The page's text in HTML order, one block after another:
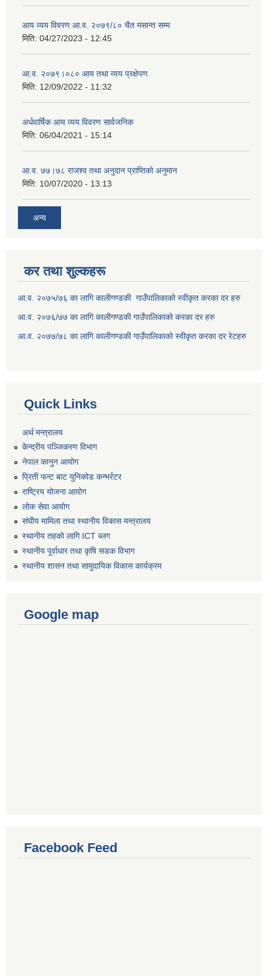
आय व्यय विवरण आ.व. २०७९/८० चैत मसान्त सम्म
मिति: 04/27/2023 - 12:45
आ.व. २०७९।०८० आय तथा व्यय प्रक्षेपण
मिति: 12/09/2022 - 11:32
अर्धवार्षिक आय व्यय विवरण सार्वजनिक
मिति: 06/04/2021 - 15:14
आ.व. ७७।७८ राजश्व तथा अनुदान प्राप्तिको अनुमान
मिति: 10/07/2020 - 13:13
अन्य
कर तथा शुल्कहरू
आ.व. २०७५/७६ का लागि कालीगण्डकी गाउँपालिकाको स्वीकृत करका दर हरु
आ.व. २०७६/७७ का लागि कालीगण्डकी गाउँपालिकाको करका दर हरु
आ.व. २०७७/७८ का लागि कालीगण्डकी गाउँपालिकाको स्वीकृत करका दर रेटहरु
Quick Links
अर्थ मन्त्रालय
केन्द्रीय पञ्जिकरण विभाग
नेपाल कानुन आयोग
प्रिती फन्ट बाट युनिकोड कन्भर्रटर
राष्ट्रिय योजना आयोग
लोक सेवा आयोग
संघीय मामिला तथा स्थानीय विकास मन्त्रालय
स्थानीय तहको लागि ICT ब्लग
स्थानीय पूर्वाधार तथा कृषि सडक विभाग
स्थानीय शासन तथा सामुदायिक विकास कार्यक्रम
Google map
Facebook Feed